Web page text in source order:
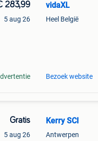
283,99
5 aug 26
vidaXL
Heel België
Bezoek website
Gratis
5 aug 26
Kerry SCI
Antwerpen